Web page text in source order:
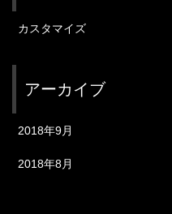
カスタマイズ
アーカイブ
2018年9月
2018年8月